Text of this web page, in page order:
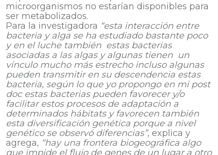
microorganismos no estarían disponibles para
ser metabolizados.
Para la investigadora “esta interacción entre
bacteria y alga se ha estudiado bastante poco
y en el luche también estas bacterias
asociadas a las algas y algunas tienen un
vínculo mucho más estrecho incluso algunas
pueden transmitir en su descendencia estas
bacteria, según lo que yo propongo en mi post
doc estas bacterias pueden favorecer y/o
facilitar estos procesos de adaptación a
determinados hábitats y favorecen también
esta diversificación genética porque a nivel
genético se observó diferencias”, explica y
agrega, “hay una frontera biogeográfica algo
que impide el flujo de genes de un lugar a otro